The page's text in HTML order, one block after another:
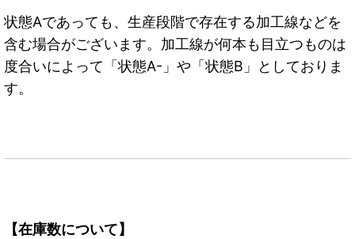
状態Aであっても、生産段階で存在する加工線などを
含む場合がございます。加工線が何本も目立つものは
度合いによって「状態A-」や「状態B」としておりま
す。
【在庫数について】